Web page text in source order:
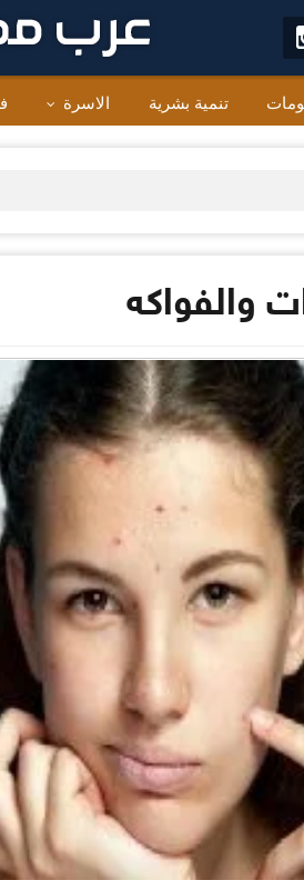
تنمية بشرية الاسرة
والفواكه